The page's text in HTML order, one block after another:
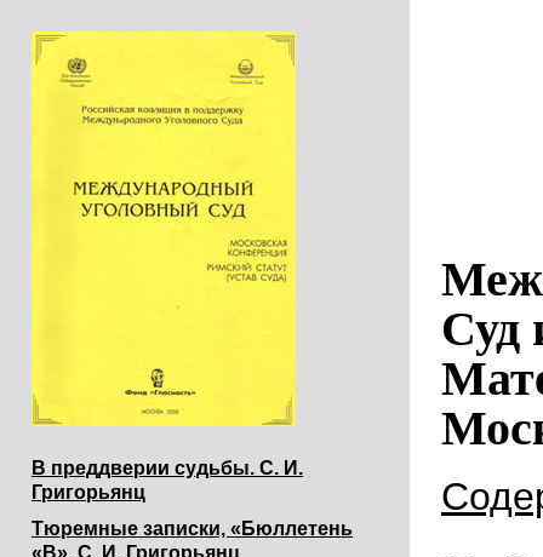
В преддверии судьбы. С. И.
Григорьянц
Тюремные записки, «Бюллетень
«В». С. И. Григорьянц
Суд